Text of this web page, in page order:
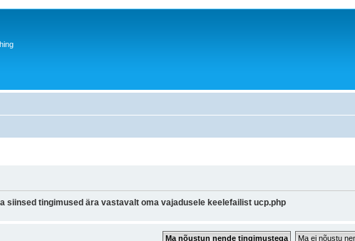
siinsed tingimused ära vastavalt oma vajadusele keelefailist ucp.php